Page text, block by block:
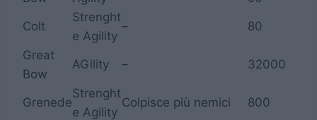
Colt
Strenght
e Agility
– 80
Great
Bow
AGility – 32000
Grenede
Strenght
e Agility
Colpisce più nemici 800